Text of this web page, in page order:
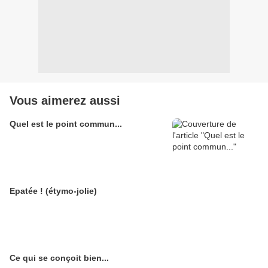
Vous aimerez aussi
Quel est le point commun...
Epatée ! (étymo-jolie)
Ce qui se conçoit bien...